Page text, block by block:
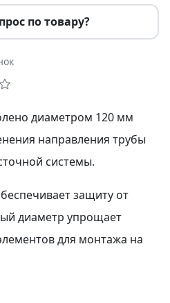
по товару?
диаметром 120 мм
направления трубы
системы.
защиту от
диаметр упрощает
для монтажа на